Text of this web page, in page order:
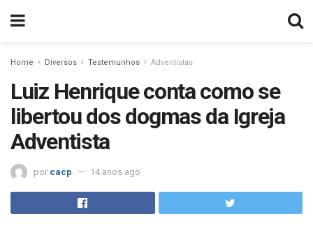
Home Diversos Testemunhos Adventistas
Luiz Henrique conta como se
libertou dos dogmas da Igreja
Adventista
por cacp 14 anos ago